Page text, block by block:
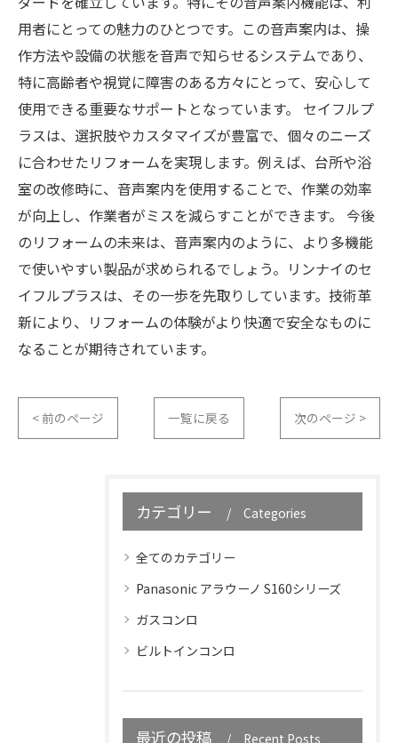
用者にとっての魅力のひとつです。この音声案内は、操
作方法や設備の状態を音声で知らせるシステムであり、
特に高齢者や視覚に障害のある方々にとって、安心して
使用できる重要なサポートとなっています。 セイフルプ
ラスは、選択肢やカスタマイズが豊富で、個々のニーズ
に合わせたリフォームを実現します。例えば、台所や浴
室の改修時に、音声案内を使用することで、作業の効率
が向上し、作業者がミスを減らすことができます。 今後
のリフォームの未来は、音声案内のように、より多機能
で使いやすい製品が求められるでしょう。リンナイのセ
イフルプラスは、その一歩を先取りしています。技術革
新により、リフォームの体験がより快適で安全なものに
なることが期待されています。
< 前のページ 一覧に戻る 次のページ >
カテゴリー Categories
全てのカテゴリー
Panasonic アラウーノ S160シリーズ
ガスコンロ
ビルトインコンロ
最近の投稿 Recent Posts